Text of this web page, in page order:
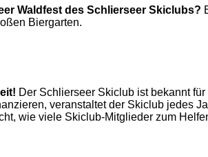
Waldfest des Schlierseer Skiclubs?
Biergarten.
Der Schlierseer Skiclub ist bekannt
veranstaltet der Skiclub jedes
wie viele Skiclub-Mitglieder zum